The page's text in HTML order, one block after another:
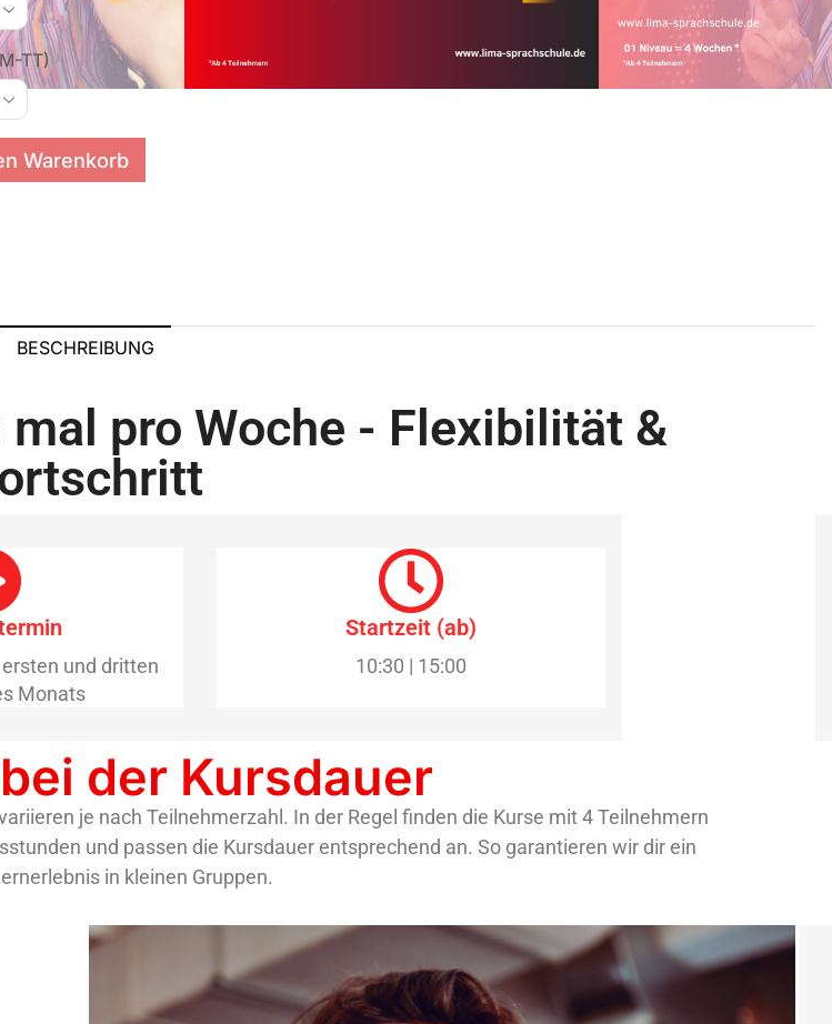
TT)
Warenkorb
BESCHREIBUNG
pro Woche - Flexibilität &
und dritten
Monats
Startzeit (ab)
10:30 | 15:00
der Kursdauer
je nach Teilnehmerzahl. In der Regel finden die Kurse mit 4 Teilnehmern
und passen die Kursdauer entsprechend an. So garantieren wir dir ein
in kleinen Gruppen.